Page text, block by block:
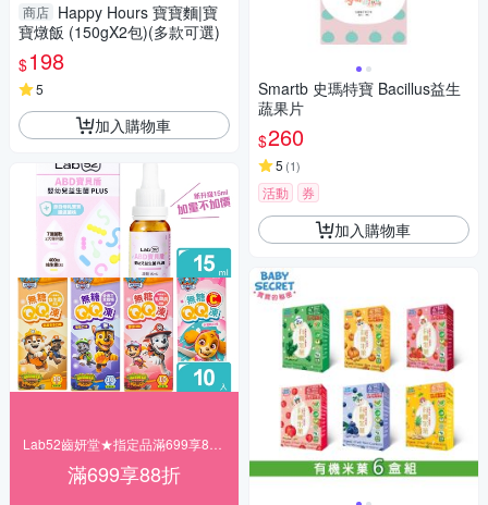
商店 Happy Hours 寶寶麵|寶
寶燉飯 (150gX2包)(多款可選)
$198
5
加入購物車
滿699享88折
Smartb 史瑪特寶 Bacillus益生
蔬果片
$260
5 (1)
活動 券
加入購物車